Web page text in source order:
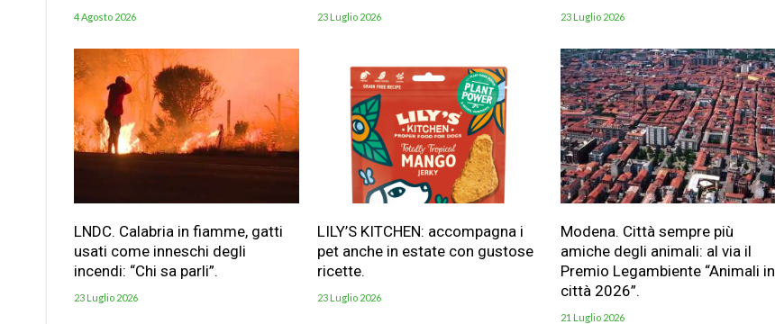
4 Agosto 2026 23 Luglio 2026 23 Luglio 2026
LNDC. Calabria in fiamme, gatti
usati come inneschi degli
incendi: “Chi sa parli”.
23 Luglio 2026
LILY’S KITCHEN: accompagna i
pet anche in estate con gustose
ricette.
23 Luglio 2026
Modena. Città sempre più
amiche degli animali: al via il
Premio Legambiente “Animali in
città 2026”.
21 Luglio 2026